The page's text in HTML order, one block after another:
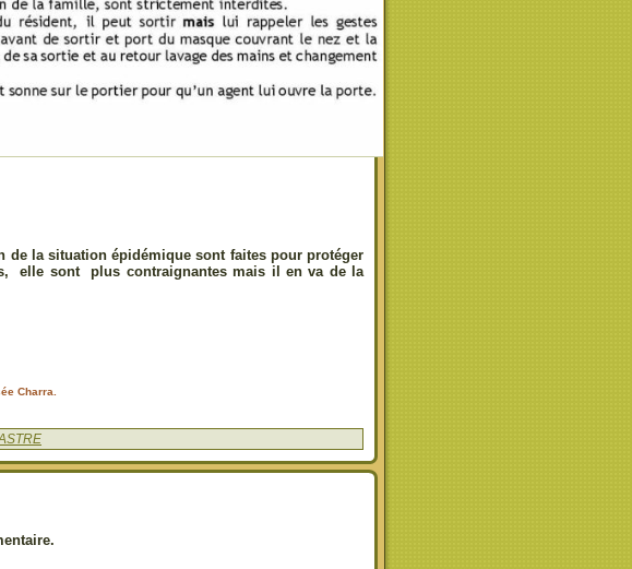
de la situation épidémique sont faites pour protéger
elle sont plus contraignantes mais il en va de la
Charra.